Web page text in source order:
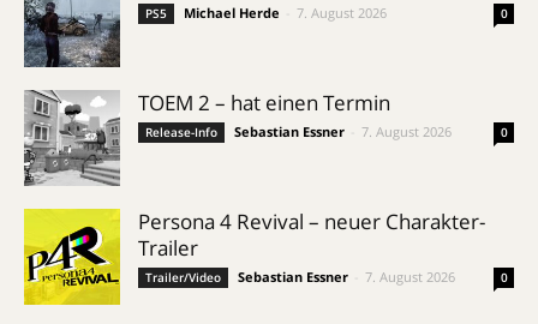
PS5 Michael Herde 7. August 2026 0
TOEM 2 – hat einen Termin
Release-Info Sebastian Essner 7. August 2026 0
Persona 4 Revival – neuer Charakter-
Trailer
Trailer/Video Sebastian Essner 7. August 2026 0